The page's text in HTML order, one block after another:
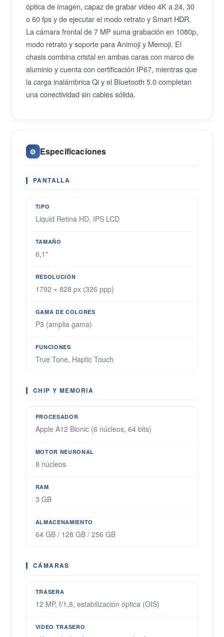
óptica de imagen, capaz de grabar video 4K a 24, 30
o 60 fps y de ejecutar el modo retrato y Smart HDR.
La cámara frontal de 7 MP suma grabación en 1080p,
modo retrato y soporte para Animoji y Memoji. El
chasis combina cristal en ambas caras con marco de
aluminio y cuenta con certificación IP67, mientras que
la carga inalámbrica Qi y el Bluetooth 5.0 completan
una conectividad sin cables sólida.
⚙️ Especificaciones
PANTALLA
TIPO
Liquid Retina HD, IPS LCD
TAMAÑO
6,1"
RESOLUCIÓN
1792 × 828 px (326 ppp)
GAMA DE COLORES
P3 (amplia gama)
FUNCIONES
True Tone, Haptic Touch
CHIP Y MEMORIA
PROCESADOR
Apple A12 Bionic (6 núcleos, 64 bits)
MOTOR NEURONAL
8 núcleos
RAM
3 GB
ALMACENAMIENTO
64 GB / 128 GB / 256 GB
CÁMARAS
TRASERA
12 MP, f/1,8, estabilización óptica (OIS)
VIDEO TRASERO